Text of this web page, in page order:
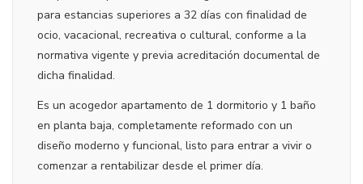
para estancias superiores a 32 días con finalidad de
ocio, vacacional, recreativa o cultural, conforme a la
normativa vigente y previa acreditación documental de
dicha finalidad.
Es un acogedor apartamento de 1 dormitorio y 1 baño
en planta baja, completamente reformado con un
diseño moderno y funcional, listo para entrar a vivir o
comenzar a rentabilizar desde el primer día.